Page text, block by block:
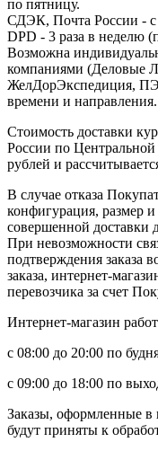
по пятницу.
СДЭК, Почта России - с
DPD - 3 раза в неделю
Возможна
компаниями (Деловые
ЖелДорЭкспедиция,
времени и направления.
Стоимость доставки
России по Центральной
рублей и
В случае отказа
конфигурация, размер и
совершенной доставки
При невозможности
подтверждения заказа
заказа, интернет-
перевозчика за счет
Интернет-магазин
с 08:00 до 20:00 по
с 09:00 до 18:00 по
Заказы, оформленные в
будут приняты к